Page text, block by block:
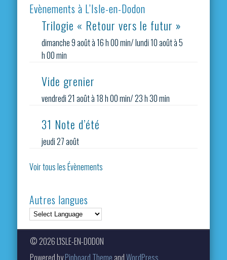
Evènements à L’Isle-en-Dodon
Trilogie « Retour vers le futur »
dimanche 9 août à 16 h 00 min/lundi 10 août à 5
h 00 min
Vide grenier
vendredi 21 août à 18 h 00 min/23 h 30 min
31 Note d’été
jeudi 27 août
Voir tous les Évènements
Autres langues
© 2026 L'ISLE-EN-DODON